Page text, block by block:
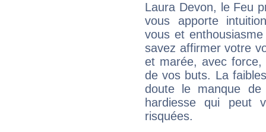
Laura Devon, le Feu
vous apporte
vous et
savez affirmer votre
et marée, avec
de vos buts. La
doute le manque
hardiesse qui peut
risquées.